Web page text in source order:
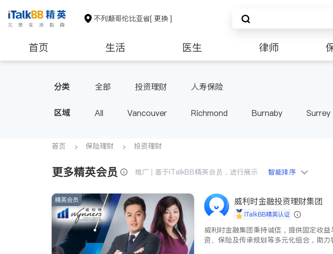
不列颠哥伦比亚省[ 更换 ]
首页 生活 医生 律师
分类 全部 投资理财 人寿保险
区域 All Vancouver Richmond Burnaby Surrey
BC - Other Cities
首页 保险理财 投资理财
更多精英会员 推广 | 基于iTalkBB精英会员，进行展示 智能排序
精英会员 威利时金融投资理财集团
iTalkBB精英认证
威利时金融集团秉持诚信，提供固定收
资、保险及传承规划等多元化组合，助